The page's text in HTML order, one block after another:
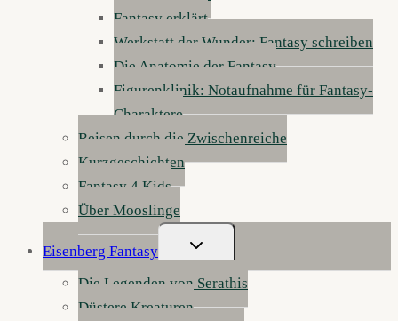
Fantasy erklärt
Werkstatt der Wunder: Fantasy schreiben
Die Anatomie der Fantasy
Figurenklinik: Notaufnahme für Fantasy-
Charaktere
Reisen durch die Zwischenreiche
Kurzgeschichten
Fantasy 4 Kids
Über Mooslinge
Eisenberg Fantasy
Untermenü
Umschalten
Die Legenden von Serathis
Düstere Kreaturen